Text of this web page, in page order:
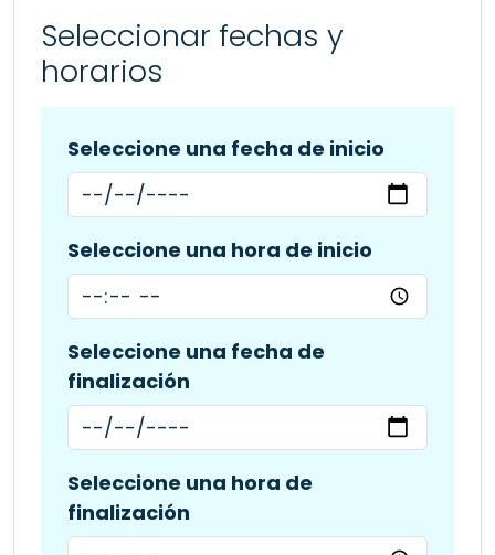
Seleccionar fechas y
horarios
Seleccione una fecha de inicio
Seleccione una hora de inicio
Seleccione una fecha de
finalización
Seleccione una hora de
finalización